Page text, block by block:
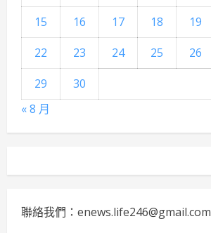
15
16 17 18 19
22
23 24 25 26
29
30
« 8 月
聯絡我們：enews.life246@gmail.com